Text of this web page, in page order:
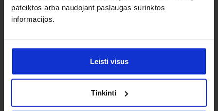
pateiktos arba naudojant paslaugas surinktos
informacijos.
Leisti visus
Tinkinti
Susisiekti